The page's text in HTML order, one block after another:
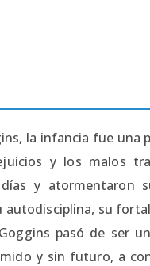
la infancia fue una
y los malos
y atormentaron
autodisciplina, su
pasó de ser
y sin futuro, a